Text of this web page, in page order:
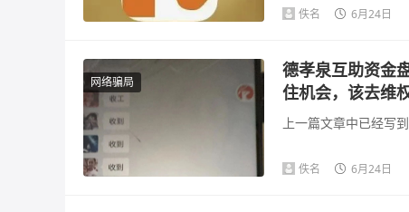
佚名 6月24日
网络骗局
德孝泉互助资金
住机会，该去维
上一篇文章中已经写
佚名 6月24日